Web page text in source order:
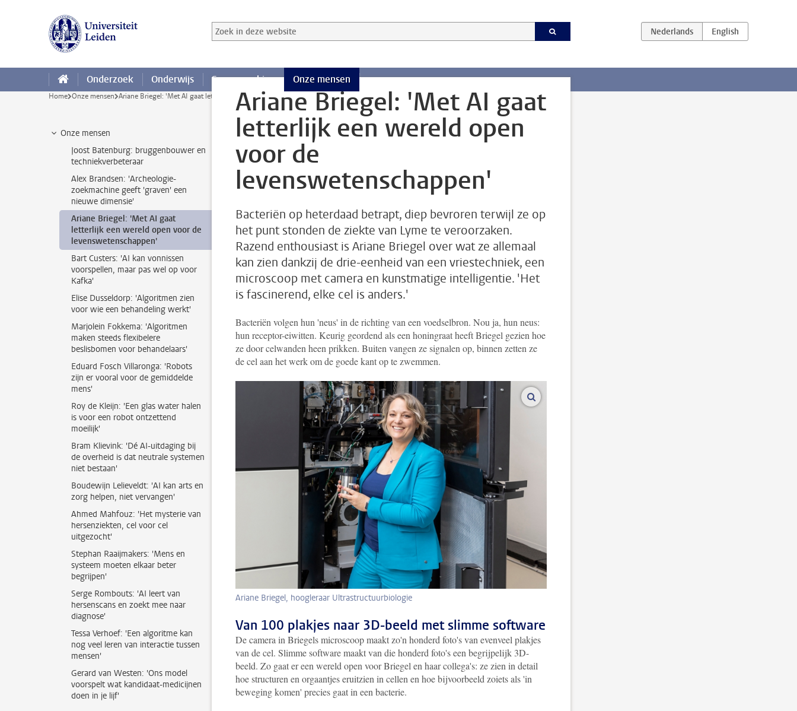
Zoek in deze website
Zoekterm
Onderzoek Onderwijs Samenwerking Onze mensen
Home Onze mensen Ariane Briegel: 'Met AI gaat letterlijk een wereld open voor de levenswetenschappen'
Onze mensen
Joost Batenburg: bruggenbouwer en
techniekverbeteraar
Alex Brandsen: 'Archeologie-
zoekmachine geeft 'graven' een
nieuwe dimensie'
Ariane Briegel: 'Met AI gaat
letterlijk een wereld open voor de
levenswetenschappen'
Bart Custers: 'AI kan vonnissen
voorspellen, maar pas wel op voor
Kafka'
Elise Dusseldorp: 'Algoritmen zien
voor wie een behandeling werkt'
Marjolein Fokkema: 'Algoritmen
maken steeds flexibelere
beslisbomen voor behandelaars'
Eduard Fosch Villaronga: 'Robots
zijn er vooral voor de gemiddelde
mens'
Roy de Kleijn: 'Een glas water halen
is voor een robot ontzettend
moeilijk'
Bram Klievink: 'Dé AI-uitdaging bij
de overheid is dat neutrale systemen
niet bestaan'
Boudewijn Lelieveldt: 'AI kan arts en
zorg helpen, niet vervangen'
Ahmed Mahfouz: 'Het mysterie van
hersenziekten, cel voor cel
uitgezocht'
Stephan Raaijmakers: 'Mens en
systeem moeten elkaar beter
begrijpen'
Serge Rombouts: 'AI leert van
hersenscans en zoekt mee naar
diagnose'
Tessa Verhoef: 'Een algoritme kan
nog veel leren van interactie tussen
mensen'
Gerard van Westen: 'Ons model
voorspelt wat kandidaat-medicijnen
doen in je lijf'
Ariane Briegel: 'Met AI gaat
letterlijk een wereld open
voor de
levenswetenschappen'
Bacteriën op heterdaad betrapt, diep bevroren terwijl ze op
het punt stonden de ziekte van Lyme te veroorzaken.
Razend enthousiast is Ariane Briegel over wat ze allemaal
kan zien dankzij de drie-eenheid van een vriestechniek, een
microscoop met camera en kunstmatige intelligentie. 'Het
is fascinerend, elke cel is anders.'
Bacteriën volgen hun 'neus' in de richting van een voedselbron. Nou ja, hun neus:
hun receptor-eiwitten. Keurig geordend als een honingraat heeft Briegel gezien hoe
ze door celwanden heen prikken. Buiten vangen ze signalen op, binnen zetten ze
de cel aan het werk om de goede kant op te zwemmen.
Ariane Briegel, hoogleraar Ultrastructuurbiologie
vergroot afbeeldingen
Van 100 plakjes naar 3D-beeld met slimme software
De camera in Briegels microscoop maakt zo'n honderd foto's van evenveel plakjes
van de cel. Slimme software maakt van die honderd foto's een begrijpelijk 3D-
beeld. Zo gaat er een wereld open voor Briegel en haar collega's: ze zien in detail
hoe structuren en orgaantjes eruitzien in cellen en hoe bijvoorbeeld zoiets als 'in
beweging komen' precies gaat in een bacterie.